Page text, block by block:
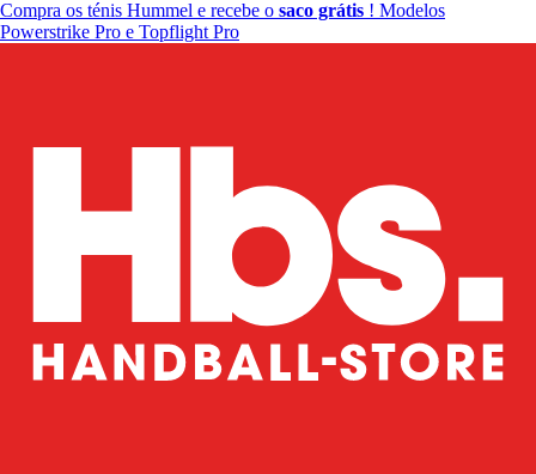
Compra os ténis Hummel e recebe o saco grátis ! Modelos
Powerstrike Pro e Topflight Pro